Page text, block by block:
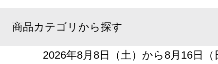
商品カテゴリから探す
2026年8月8日（土）から8月16日